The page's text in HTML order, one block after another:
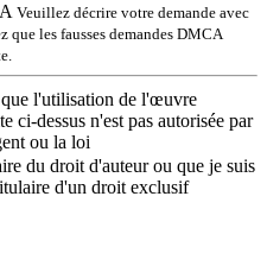
Veuillez décrire votre demande avec
que les fausses demandes DMCA
l'utilisation de l'œuvre
ci-dessus n'est pas autorisée par
ou la loi
du droit d'auteur ou que je suis
d'un droit exclusif